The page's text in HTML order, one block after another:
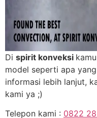
Di spirit konveksi
model seperti apa
informasi lebih lanjut,
kami ya ;)
Telepon kami : 0822